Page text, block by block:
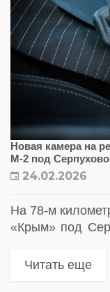
Новая камера на
М-2 под
24.02.2026
На 78-м
«Крым» под
нарушений ПДД
Читать еще